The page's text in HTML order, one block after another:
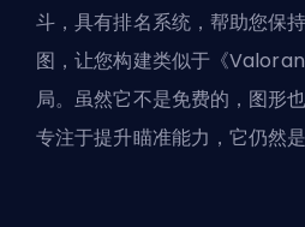
斗，具有排名系统，帮助您保
图，让您构建类似于《
局。虽然它不是免费的，图形
专注于提升瞄准能力，它仍然